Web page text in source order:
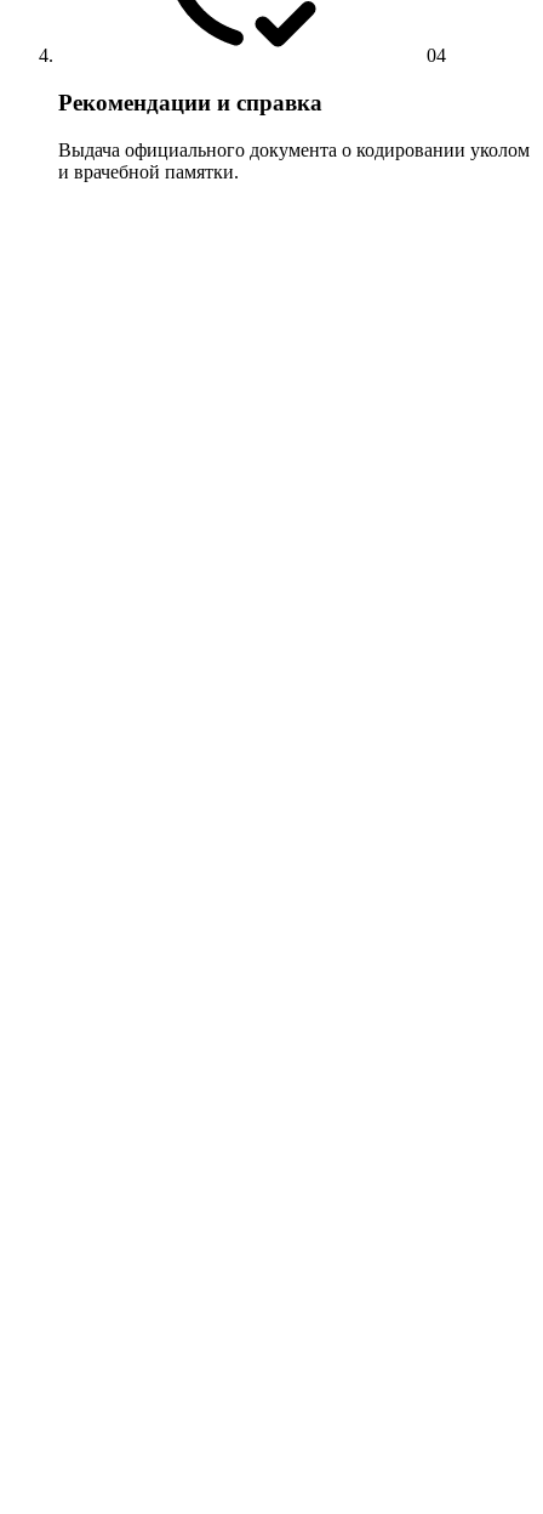
04
Рекомендации и справка
Выдача официального документа о кодировании уколом
и врачебной памятки.